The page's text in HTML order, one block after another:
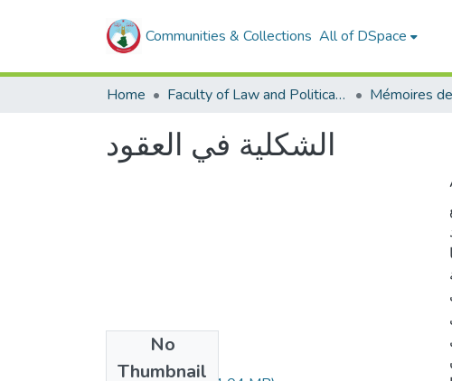
Communities & Collections All of DSpace
Home Faculty of Law and Political Sciences _ Mémoires
الشكلية في العقود
No
Thumbnail